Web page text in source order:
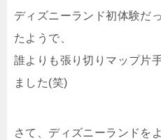
ディズニーランド初体験だ
たようで、
誰よりも張り切りマップ片
ました(笑)
さて、ディズニーランドを